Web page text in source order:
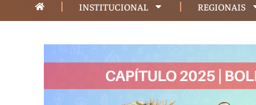
INSTITUCIONAL REGIONAIS